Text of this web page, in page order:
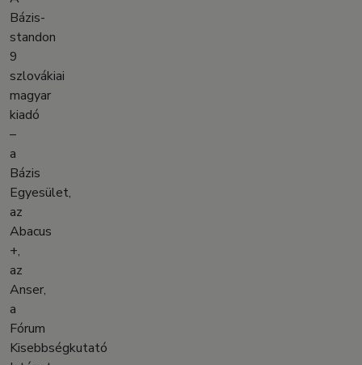
Bázis-
standon
9
szlovákiai
magyar
kiadó
–
a
Bázis
Egyesület,
az
Abacus
+,
az
Anser,
a
Fórum
Kisebbségkutató